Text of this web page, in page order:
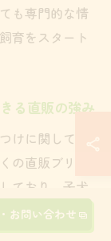
も専門的な情
育をスタート
る直販の強み
に関して専
の直販ブリー
ており、子犬
ます。これに
応してもらえ
お問い合わせ